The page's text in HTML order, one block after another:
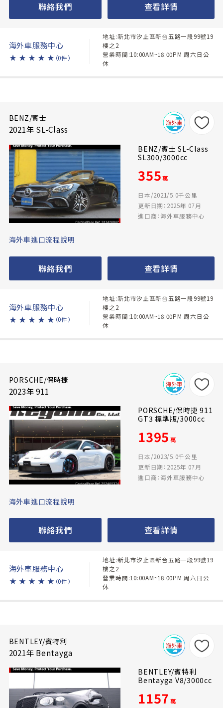
聯絡我們 查看詳情
海外車服務中心
★ ★ ★ ★ ★ （0件）
地址:新北市汐止區新台五路一段99號19
樓之2
營業時間:10:00AM~18:00PM 周六日公
休
BENZ/賓士
2021年 SL-Class
BENZ/賓士 SL-Class
SL300/3000cc
355萬
日本/2021/5.0千公里
更新日期：2025年 07月
進口商：海外車服務中心
海外車進口流程說明
聯絡我們 查看詳情
海外車服務中心
★ ★ ★ ★ ★ （0件）
地址:新北市汐止區新台五路一段99號19
樓之2
營業時間:10:00AM~18:00PM 周六日公
休
PORSCHE/保時捷
2023年 911
PORSCHE/保時捷 911
GT3 標準版/3000cc
1395 萬
日本/2023/5.0千公里
更新日期：2025年 07月
進口商：海外車服務中心
海外車進口流程說明
聯絡我們 查看詳情
海外車服務中心
★ ★ ★ ★ ★ （0件）
地址:新北市汐止區新台五路一段99號19
樓之2
營業時間:10:00AM~18:00PM 周六日公
休
BENTLEY/賓特利
2021年 Bentayga
BENTLEY/賓特利
Bentayga V8/3000cc
1157 萬